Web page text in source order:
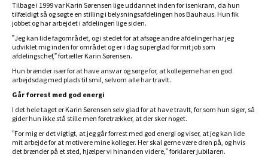
Tilbage i 1999 var Karin Sørensen lige uddannet inden for isenkram, da hun
tilfældigt så og søgte en stilling i belysningsafdelingen hos Bauhaus. Hun fik
jobbet og har arbejdet i afdelingen lige siden.
”Jeg kan lide fagområdet, og i stedet for at afsøge andre afdelinger har jeg
udviklet mig inden for området og er i dag superglad for mit job som
afdelingschef,” fortæller Karin Sørensen.
Hun brænder især for at have ansvar og sørge for, at kollegerne har en god
arbejdsdag med plads til smil, selvom alle har travlt.
Går forrest med god energi
I det hele taget er Karin Sørensen selv glad for at have travlt, for som hun siger, så
gider hun ikke stå stille men foretrækker, at der sker noget.
”For mig er det vigtigt, at jeg går forrest med god energi og viser, at jeg kan lide
mit arbejde for at motivere mine kolleger. Her skal gerne være drøn på, og hvis
det brænder på et sted, hjælper vi hinanden videre,” forklarer jubilaren.